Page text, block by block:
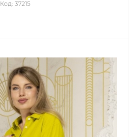
Код: 37215